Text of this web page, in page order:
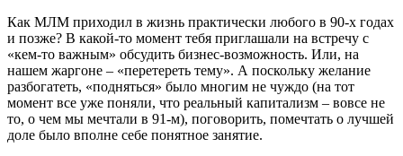
Как МЛМ приходил в жизнь практически любого в 90-х годах
и позже? В какой-то момент тебя приглашали на встречу с
«кем-то важным» обсудить бизнес-возможность. Или, на
нашем жаргоне – «перетереть тему». А поскольку желание
разбогатеть, «подняться» было многим не чуждо (на тот
момент все уже поняли, что реальный капитализм – вовсе не
то, о чем мы мечтали в 91-м), поговорить, помечтать о лучшей
доле было вполне себе понятное занятие.